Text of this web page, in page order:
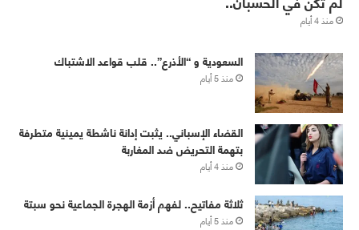
منذ 4 أيام
‏⁧‫السعودية‬⁩ و “الأذرع”.. قلب قواعد الاشتباك
منذ 5 أيام
القضاء الإسباني.. يثبت إدانة ناشطة يمينية متطرفة
بتهمة التحريض ضد المغاربة
منذ 4 أيام
ثلاثة مفاتيح.. لفهم أزمة الهجرة الجماعية نحو سبتة
منذ 5 أيام